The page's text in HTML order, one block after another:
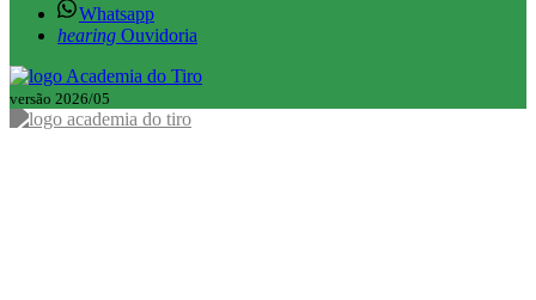
Whatsapp
hearing Ouvidoria
versão 2026/05